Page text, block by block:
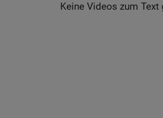
Keine Videos zum Text